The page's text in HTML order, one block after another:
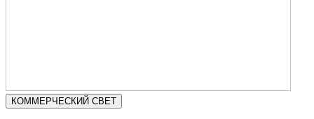
КОММЕРЧЕСКИЙ СВЕТ